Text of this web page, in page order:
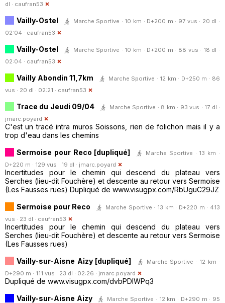
dl · caufran53
Vailly-Ostel
Marche Sportive · 10 km · D+200 m · 97 vus · 20 dl ·
02:04 · caufran53
Vailly-Ostel
Marche Sportive · 10 km · D+200 m · 88 vus · 18 dl ·
02:04 · caufran53
Vailly Abondin 11,7km
Marche Sportive · 12 km · D+250 m · 86
vus · 20 dl · 02:21 · caufran53
Trace du Jeudi 09/04
Marche Sportive · 8 km · 93 vus · 17 dl ·
jmarc.poyard
C'est un tracé intra muros Soissons, rien de folichon mais il y a
trop d'eau dans les chemins
Sermoise pour Reco [dupliqué]
Marche Sportive · 13 km ·
D+220 m · 129 vus · 19 dl · jmarc.poyard
Incertitudes pour le chemin qui descend du plateau vers
Serches (lieu-dit Fouchère) et descente au retour vers Sermoise
(Les Fausses rues) Dupliqué de www.visugpx.com/RbUguC29JZ
Sermoise pour Reco
Marche Sportive · 13 km · D+220 m · 413
vus · 23 dl · caufran53
Incertitudes pour le chemin qui descend du plateau vers
Serches (lieu-dit Fouchère) et descente au retour vers Sermoise
(Les Fausses rues)
Vailly-sur-Aisne Aizy [dupliqué]
Marche Sportive · 12 km ·
D+290 m · 111 vus · 23 dl · 02:26 · jmarc.poyard
Dupliqué de www.visugpx.com/dvbPDlWPq3
Vailly-sur-Aisne Aizy
Marche Sportive · 12 km · D+290 m · 95